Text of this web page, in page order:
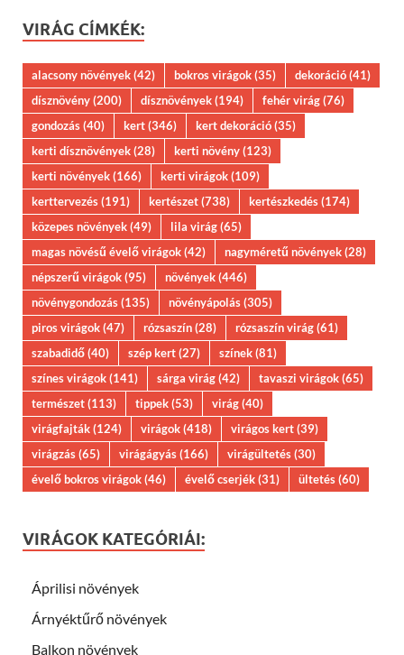
VIRÁG CÍMKÉK:
alacsony növények(42) bokros virágok(35) dekoráció(41)
dísznövény(200) dísznövények(194) fehér virág(76)
gondozás(40) kert(346) kert dekoráció(35)
kerti dísznövények(28) kerti növény(123)
kerti növények(166) kerti virágok(109)
kerttervezés(191) kertészet(738) kertészkedés(174)
közepes növények(49) lila virág(65)
magas növésű évelő virágok(42) nagyméretű növények(28)
népszerű virágok(95) növények(446)
növénygondozás(135) növényápolás(305)
piros virágok(47) rózsaszín(28) rózsaszín virág(61)
szabadidő(40) szép kert(27) színek(81)
színes virágok(141) sárga virág(42) tavaszi virágok(65)
természet(113) tippek(53) virág(40)
virágfajták(124) virágok(418) virágos kert(39)
virágzás(65) virágágyás(166) virágültetés(30)
évelő bokros virágok(46) évelő cserjék(31) ültetés(60)
VIRÁGOK KATEGÓRIÁI:
Áprilisi növények
Árnyéktűrő növények
Balkon növények